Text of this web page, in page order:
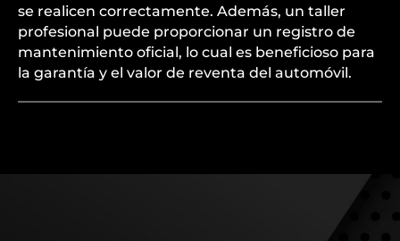
se realicen correctamente. Además, un taller
profesional puede proporcionar un registro de
mantenimiento oficial, lo cual es beneficioso para
la garantía y el valor de reventa del automóvil.